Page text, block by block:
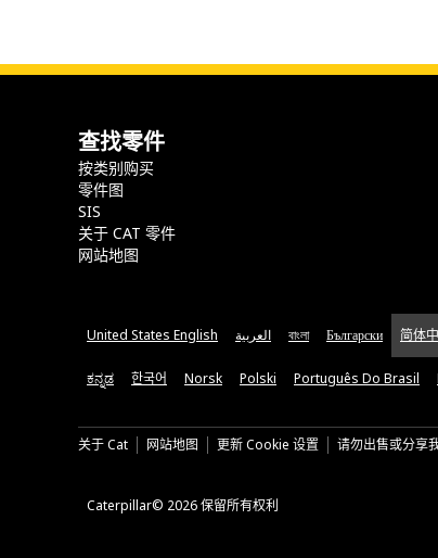
查找零件
按类别购买
零件图
SIS
关于 CAT 零件
网站地图
United States English العربية বাংলা Български 简体
ಕನ್ನಡ 한국어 Norsk Polski Português Do Brasil
关于 Cat 网站地图 更新 Cookie 设置 请勿出售或分享
Caterpillar© 2026 保留所有权利